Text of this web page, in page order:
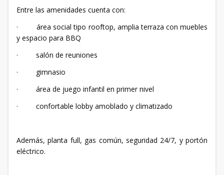
Entre las amenidades cuenta con:
· área social tipo rooftop, amplia terraza con muebles
y espacio para BBQ
· salón de reuniones
· gimnasio
· área de juego infantil en primer nivel
· confortable lobby amoblado y climatizado
Además, planta full, gas común, seguridad 24/7, y portón
eléctrico.